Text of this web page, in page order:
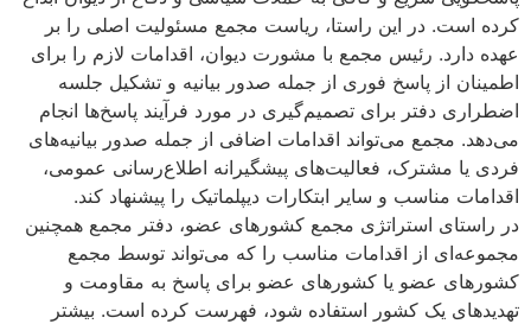
کرده است. در این راستا، ریاست مجمع مسئولیت اصلی را بر
عهده دارد. رئیس مجمع با مشورت دیوان، اقدامات لازم را برای
اطمینان از پاسخ فوری از جمله صدور بیانیه و تشکیل جلسه
اضطراری دفتر برای تصمیم‌گیری در مورد فرآیند پاسخ‌ها انجام
می‌دهد. مجمع می‌تواند اقدامات اضافی از جمله صدور بیانیه‌های
فردی یا مشترک، فعالیت‌های پیشگیرانه اطلاع‌رسانی عمومی،
اقدامات مناسب و سایر ابتکارات دیپلماتیک را پیشنهاد کند.
در راستای استراتژی مجمع کشورهای عضو، دفتر مجمع همچنین
مجموعه‌ای از اقدامات مناسب را که می‌تواند توسط مجمع
کشورهای عضو یا کشورهای عضو برای پاسخ به مقاومت و
تهدیدهای یک کشور استفاده شود، فهرست کرده است. بیشتر